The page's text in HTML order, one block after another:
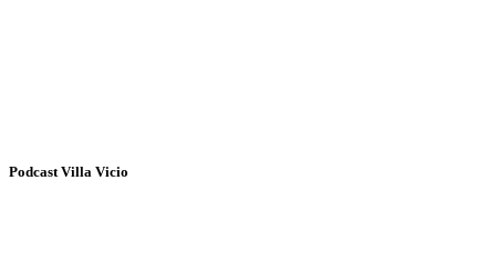
Podcast Villa Vicio